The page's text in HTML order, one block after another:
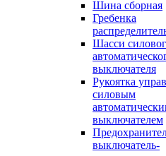
Шина сборная
Гребенка
Шасси
выключателя
Рукоятка
силовым
выключателем
выключатель-